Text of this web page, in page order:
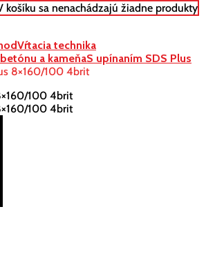
košíku sa nenachádzajú žiadne produkty
Vŕtacia technika
a kameňaS upínaním SDS Plus
8×160/100 4brit